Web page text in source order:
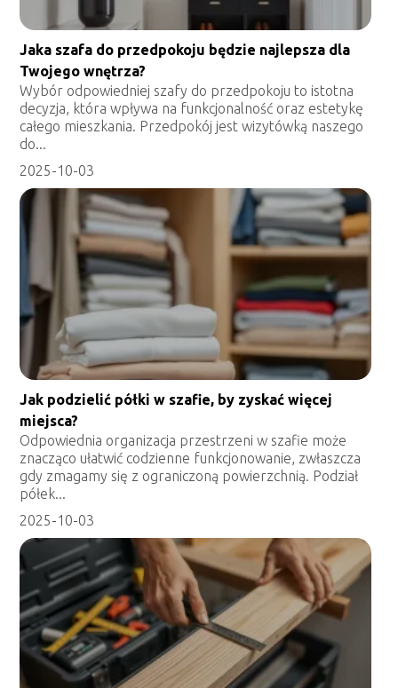
Jaka szafa do przedpokoju będzie najlepsza dla
Twojego wnętrza?
Wybór odpowiedniej szafy do przedpokoju to istotna
decyzja, która wpływa na funkcjonalność oraz estetykę
całego mieszkania. Przedpokój jest wizytówką naszego
do...
2025-10-03
Jak podzielić półki w szafie, by zyskać więcej
miejsca?
Odpowiednia organizacja przestrzeni w szafie może
znacząco ułatwić codzienne funkcjonowanie, zwłaszcza
gdy zmagamy się z ograniczoną powierzchnią. Podział
półek...
2025-10-03